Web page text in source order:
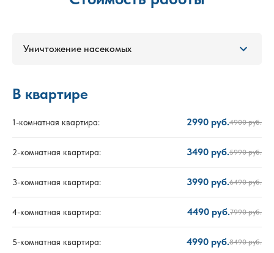
Уничтожение насекомых
В квартире
1-комнатная квартира: 2990 руб.4900 руб.
2-комнатная квартира: 3490 руб.5990 руб.
3-комнатная квартира: 3990 руб.6490 руб.
4-комнатная квартира: 4490 руб.7990 руб.
5-комнатная квартира: 4990 руб.8490 руб.